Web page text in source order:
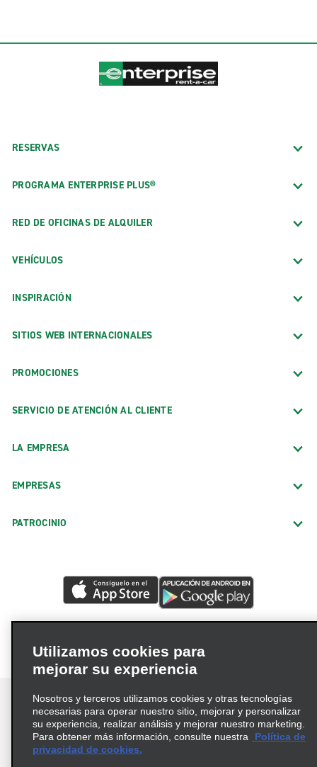
RESERVAS
PROGRAMA ENTERPRISE PLUS®
RED DE OFICINAS DE ALQUILER
VEHÍCULOS
INSPIRACIÓN
SITIOS WEB INTERNACIONALES
PROMOCIONES
SERVICIO DE ATENCIÓN AL CLIENTE
LA EMPRESA
EMPRESAS
PATROCINIO
Términos de uso
Política de privacidad
Utilizamos cookies para
mejorar su experiencia
Nosotros y terceros utilizamos cookies y otras tecnologías
necesarias para operar nuestro sitio, mejorar y personalizar
su experiencia, realizar análisis y mejorar nuestro marketing.
Para obtener más información, consulte nuestra
Política de
privacidad de cookies.